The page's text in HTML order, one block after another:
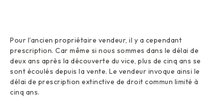
Pour l’ancien propriétaire vendeur, il y a cependant
prescription. Car même si nous sommes dans le délai de
deux ans après la découverte du vice, plus de cinq ans se
sont écoulés depuis la vente. Le vendeur invoque ainsi le
délai de prescription extinctive de droit commun limité à
cinq ans.